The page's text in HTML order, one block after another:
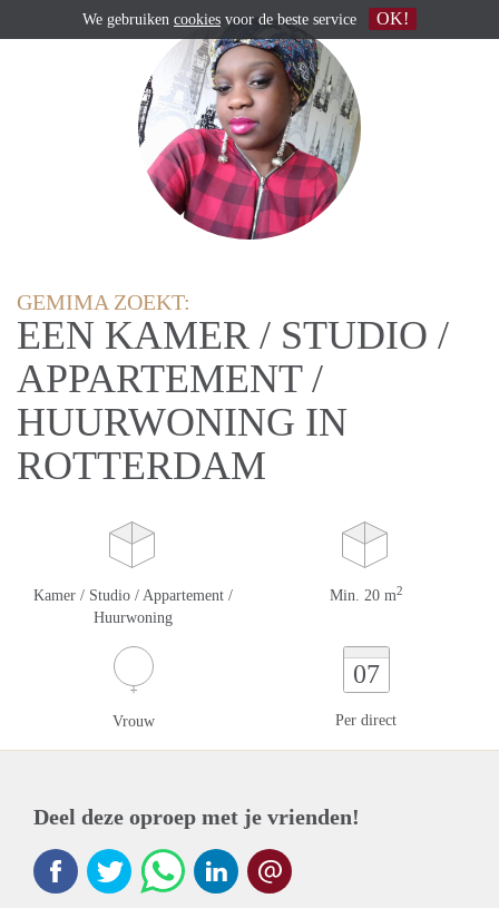
GEMIMA ZOEKT:
EEN KAMER / STUDIO /
APPARTEMENT /
HUURWONING IN
ROTTERDAM
Kamer / Studio / Appartement /
Huurwoning
Min. 20 m2
Vrouw
07
Per direct
Deel deze oproep met je vrienden!
We gebruiken cookies voor de beste service OK!